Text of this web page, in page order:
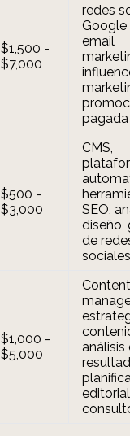
$1,500 -
$7,000
redes
Google
email
pagada
$500 -
$3,000
CMS,
SEO,
diseño,
de
sociales
$1,000 -
$5,000
Content
análisis